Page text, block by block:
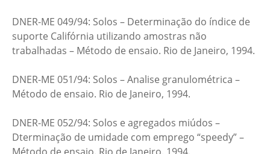
DNER-ME 049/94: Solos – Determinação do índice de
suporte Califórnia utilizando amostras não
trabalhadas – Método de ensaio. Rio de Janeiro, 1994.
DNER-ME 051/94: Solos – Analise granulométrica –
Método de ensaio. Rio de Janeiro, 1994.
DNER-ME 052/94: Solos e agregados miúdos –
Dterminação de umidade com emprego “speedy” –